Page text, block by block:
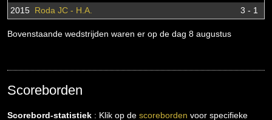
2015 Roda JC - H.A. 3 - 1
Bovenstaande wedstrijden waren er op de dag 8 augustus
Scoreborden
Scorebord-statistiek : Klik op de scoreborden voor specifieke